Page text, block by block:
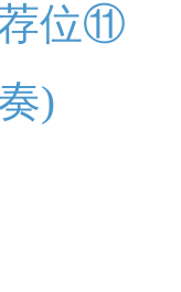
位⑪
)